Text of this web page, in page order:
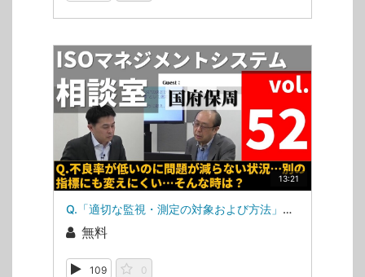
13:21
Q.「適切な監視・測定の対象および方法」、課題が減っていない…（ISOマネジメントシステム相談室・第52回）
無料
109 0